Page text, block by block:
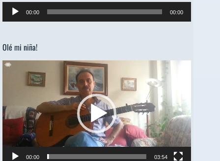
Reproductor
de
00:00 00:00
Olé mi niña!
Reproductor
00:00 03:54